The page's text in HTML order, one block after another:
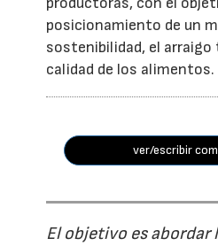
posicionamiento de un
sostenibilidad, el
calidad de los alimentos.
ver/escribir
El objetivo es abordar